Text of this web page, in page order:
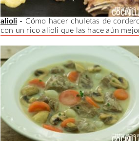
alioli - Cómo hacer chuletas de
con un rico alioli que las hace aún